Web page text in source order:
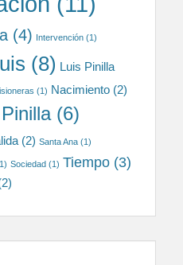
(4) Intervención (1)
(8) Luis Pinilla
(1) Nacimiento (2)
Pinilla(6)
(2) Santa Ana (1)
Sociedad (1) Tiempo (3)